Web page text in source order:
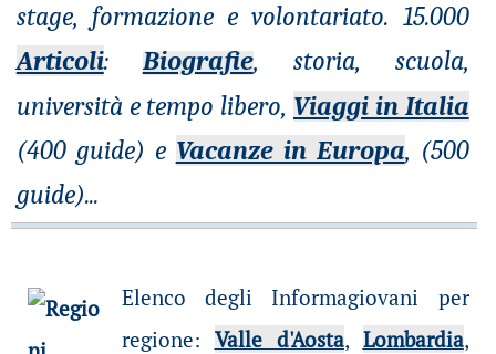
stage, formazione e volontariato. 15.000
Articoli: Biografie, storia, scuola,
università e tempo libero, Viaggi in Italia
(400 guide) e Vacanze in Europa, (500
guide)...
Elenco degli Informagiovani per
regione: Valle d'Aosta, Lombardia,